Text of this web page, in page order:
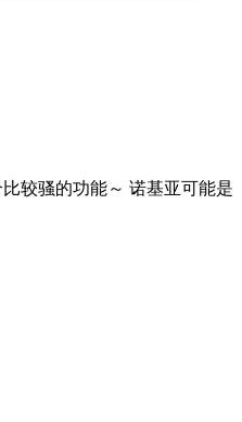
一副普通的光学眼镜。职
较骚的功能～ 诺基亚可能是